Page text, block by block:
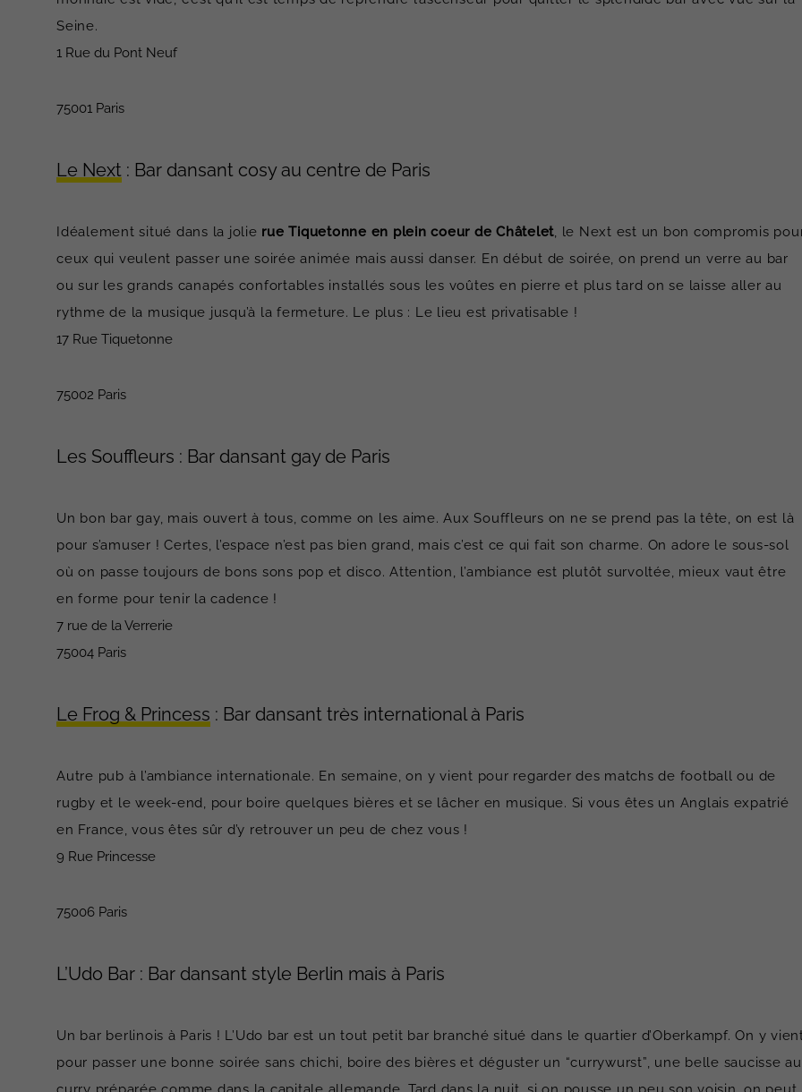
Seine.
1 Rue du Pont Neuf
75001 Paris
Le Next : Bar dansant cosy au centre de Paris
Idéalement situé dans la jolie rue Tiquetonne en plein coeur de Châtelet, le Next est un bon compromis
ceux qui veulent passer une soirée animée mais aussi danser. En début de soirée, on prend un verre au bar
ou sur les grands canapés confortables installés sous les voûtes en pierre et plus tard on se laisse aller au
rythme de la musique jusqu’à la fermeture. Le plus : Le lieu est privatisable !
17 Rue Tiquetonne
75002 Paris
Les Souffleurs : Bar dansant gay de Paris
Un bon bar gay, mais ouvert à tous, comme on les aime. Aux Souffleurs on ne se prend pas la tête, on est là
pour s’amuser ! Certes, l’espace n’est pas bien grand, mais c’est ce qui fait son charme. On adore le sous-sol
où on passe toujours de bons sons pop et disco. Attention, l’ambiance est plutôt survoltée, mieux vaut être
en forme pour tenir la cadence !
7 rue de la Verrerie
75004 Paris
Le Frog & Princess : Bar dansant très international à Paris
Autre pub à l’ambiance internationale. En semaine, on y vient pour regarder des matchs de football ou de
rugby et le week-end, pour boire quelques bières et se lâcher en musique. Si vous êtes un Anglais expatrié
en France, vous êtes sûr d’y retrouver un peu de chez vous !
9 Rue Princesse
75006 Paris
L’Udo Bar : Bar dansant style Berlin mais à Paris
Un bar berlinois à Paris ! L’Udo bar est un tout petit bar branché situé dans le quartier d’Oberkampf. On y
pour passer une bonne soirée sans chichi, boire des bières et déguster un “currywurst”, une belle saucisse au